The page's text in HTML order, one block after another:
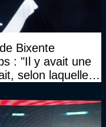
Bixente
: "Il y avait une
selon laquelle il